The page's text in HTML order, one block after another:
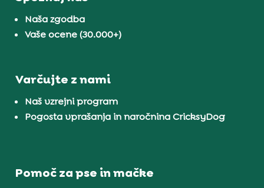
Naša zgodba
Vaše ocene (30.000+)
Varčujte z nami
Naš vzrejni program
Pogosta vprašanja in naročnina CricksyDog
Pomoč za pse in mačke